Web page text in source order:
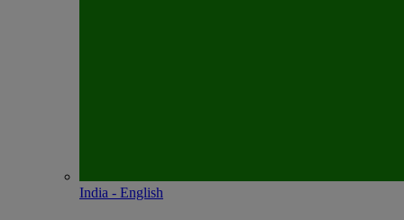
India - English